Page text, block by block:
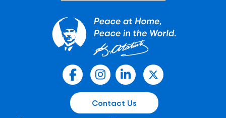
Contact Us